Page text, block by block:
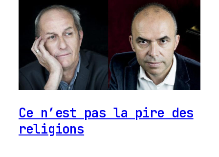
Ce n’est pas la pire des
religions